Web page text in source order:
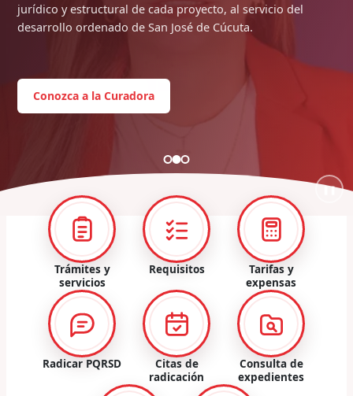
jurídico y estructural de cada proyecto, al servicio del
desarrollo ordenado de San José de Cúcuta.
Conozca a la Curadora
❚❚
Trámites y
servicios
Requisitos
Tarifas y
expensas
Radicar PQRSD
Citas de
radicación
Consulta de
expedientes